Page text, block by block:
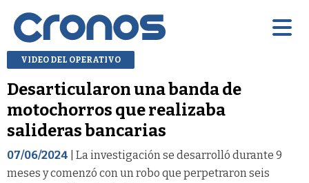
VIDEO DEL OPERATIVO
Desarticularon una banda de
motochorros que realizaba
salideras bancarias
07/06/2024 | La investigación se desarrolló durante 9
meses y comenzó con un robo que perpetraron seis